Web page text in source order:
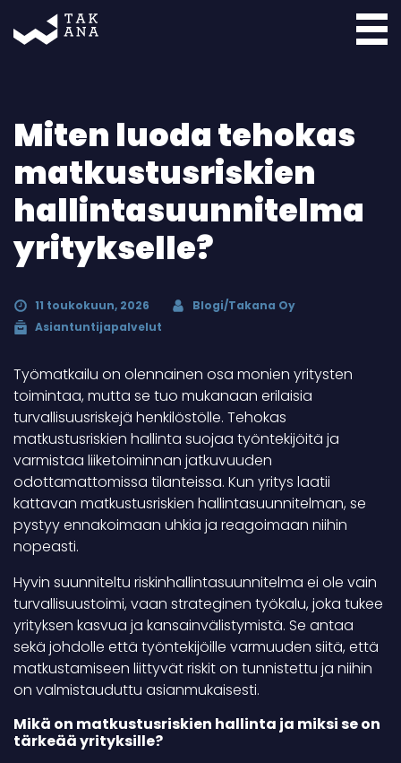
Miten luoda tehokas
matkustusriskien
hallintasuunnitelma
yritykselle?
11 toukokuun, 2026
Blogi/Takana Oy
Asiantuntijapalvelut
Työmatkailu on olennainen osa monien yritysten
toimintaa, mutta se tuo mukanaan erilaisia
turvallisuusriskejä henkilöstölle. Tehokas
matkustusriskien hallinta suojaa työntekijöitä ja
varmistaa liiketoiminnan jatkuvuuden
odottamattomissa tilanteissa. Kun yritys laatii
kattavan matkustusriskien hallintasuunnitelman, se
pystyy ennakoimaan uhkia ja reagoimaan niihin
nopeasti.
Hyvin suunniteltu riskinhallintasuunnitelma ei ole vain
turvallisuustoimi, vaan strateginen työkalu, joka tukee
yrityksen kasvua ja kansainvälistymistä. Se antaa
sekä johdolle että työntekijöille varmuuden siitä, että
matkustamiseen liittyvät riskit on tunnistettu ja niihin
on valmistauduttu asianmukaisesti.
Mikä on matkustusriskien hallinta ja miksi se on
tärkeää yrityksille?